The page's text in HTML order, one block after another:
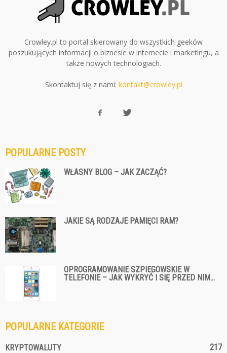
Crowley.pl to portal skierowany do wszystkich geeków
poszukujących informacji o biznesie w internecie i marketingu, a
także nowych technologiach.
Skontaktuj się z nami: kontakt@crowley.pl
POPULARNE POSTY
WŁASNY BLOG – JAK ZACZĄĆ?
JAKIE SĄ RODZAJE PAMIĘCI RAM?
OPROGRAMOWANIE SZPIEGOWSKIE W
TELEFONIE – JAK WYKRYĆ I SIĘ PRZED NIM...
POPULARNE KATEGORIE
KRYPTOWALUTY 217